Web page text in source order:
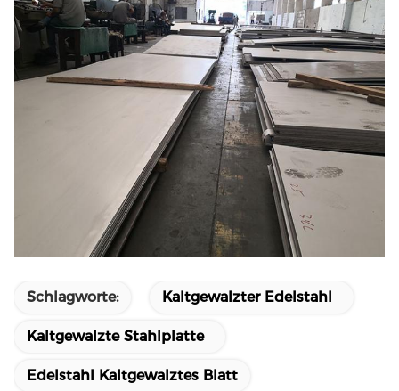
Schlagworte: Kaltgewalzter Edelstahl
Kaltgewalzte Stahlplatte
Edelstahl Kaltgewalztes Blatt